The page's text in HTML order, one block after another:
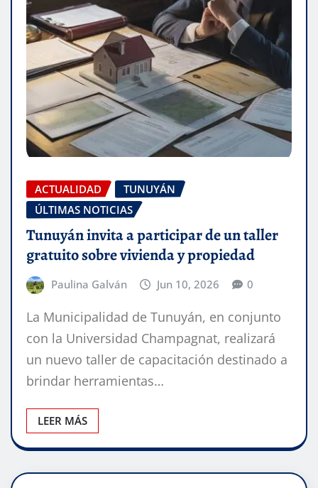
ACTUALIDAD
TUNUYÁN
ÚLTIMAS NOTICIAS
Tunuyán invita a participar de un taller
gratuito sobre vivienda y propiedad
Paulina Galván Jun 10, 2026 0
La Municipalidad de Tunuyán, en conjunto
con la Universidad Champagnat, realizará
un nuevo taller de capacitación destinado a
brindar herramientas…
LEER MÁS